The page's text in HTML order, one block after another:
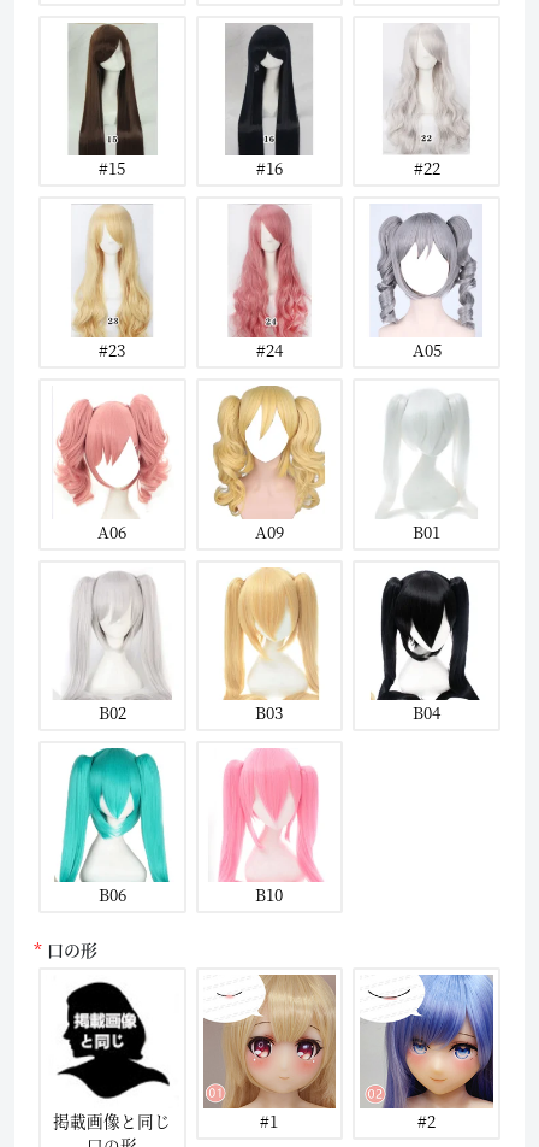
#15 #16 #22
#23 #24 A05
A06 A09 B01
B02 B03 B04
B06 B10
口の形
掲載画像と同じ
#1 #2